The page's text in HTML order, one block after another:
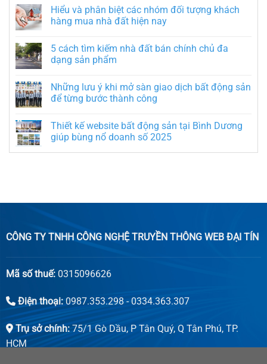
Hiểu và phân biệt các nhóm đối tượng khách
hàng mua nhà đất hiện nay
5 cách tìm kiếm nhà đất bán chính chủ đa
dạng sản phẩm
Những lưu ý khi mở sàn giao dịch bất động sản
để từng bước thành công
Thiết kế website bất động sản tại Bình Dương
giúp bùng nổ doanh số 2025
CÔNG TY TNHH CÔNG NGHỆ TRUYỀN THÔNG WEB ĐẠI TÍN
Mã số thuế:0315096626
Điện thoại:0987.353.298 - 0334.363.307
Trụ sở chính:75/1 Gò Dầu, P Tân Quý, Q Tân Phú, TP.
HCM